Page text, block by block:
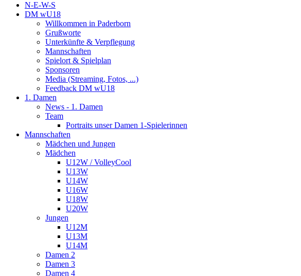
N-E-W-S
DM wU18
Willkommen in Paderborn
Grußworte
Unterkünfte & Verpflegung
Mannschaften
Spielort & Spielplan
Sponsoren
Media (Streaming, Fotos, ...)
Feedback DM wU18
1. Damen
News - 1. Damen
Team
Portraits unser Damen 1-Spielerinnen
Mannschaften
Mädchen und Jungen
Mädchen
U12W / VolleyCool
U13W
U14W
U16W
U18W
U20W
Jungen
U12M
U13M
U14M
Damen 2
Damen 3
Damen 4